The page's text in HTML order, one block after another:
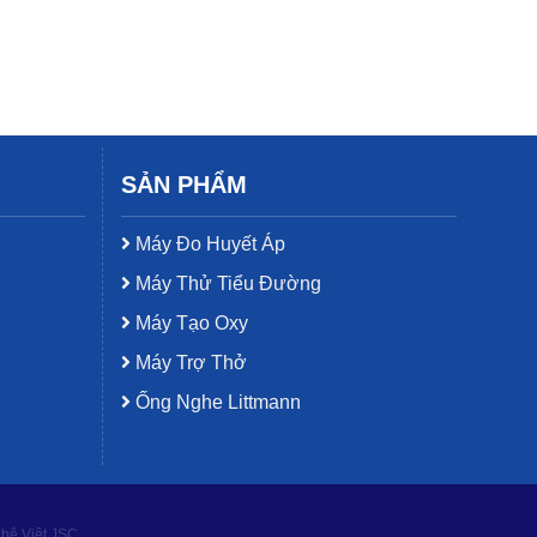
SẢN PHẨM
Máy Đo Huyết Áp
Máy Thử Tiểu Đường
Máy Tạo Oxy
Máy Trợ Thở
Ống Nghe Littmann